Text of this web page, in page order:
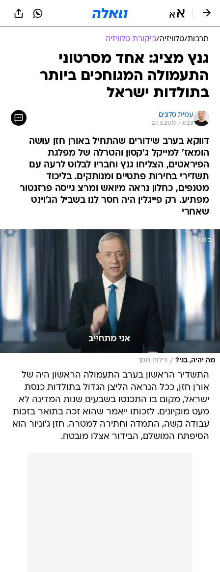
תרבות/טלוויזיה/ביקורת טלוויזיה
גנץ מציג: אחד מסרטוני
התעמולה המגוחכים ביותר
בתולדות ישראל
עמית סלונים
27.3.2019 / 6:23
דווקא בערב שידורים שהתחיל באורן חזן עושה
הומאז' למייקל ג'קסון והטרלה של מפלגת
הפיראטים, הצליחו גנץ וחבריו לבלוט לרעה עם
תשדירי בחירות פתטיים ומנותקים. בליכוד
מטנפים, כחלון נראה מיואש ומרצ גייסה פרזנטור
מפתיע. רק פייגלין היה חסר לנו בשביל הג'וינט
שאחרי
מה יהיה, בני? / צילום מסך
התשדיר הראשון בערב התעמולה הראשון היה של
אורן חזן, ככל הנראה הליצן הגדול בתולדות כנסת
ישראל, מקום בו התכנסו בשבעים שנות המדינה לא
מעט מוקיונים. לזכותו ייאמר שהוא זכה בתואר בזכות
עבודה קשה, התמדה וחתירה למטרה. חזן ג'וניור הוא
הסיפתח המושלם, הבידור אצלו מובטח.